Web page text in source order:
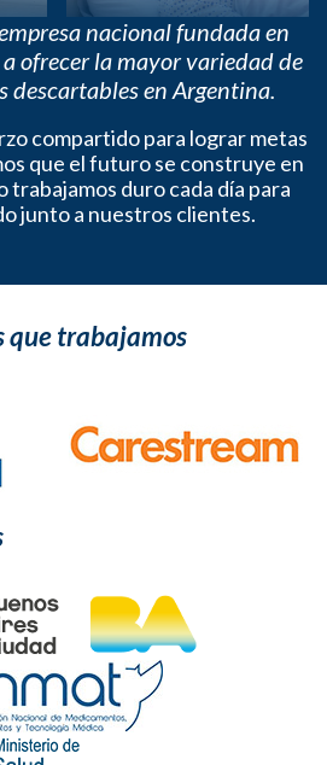
nacional fundada en
ofrecer la mayor variedad de
descartables en Argentina.
compartido para lograr metas
que el futuro se construye en
trabajamos duro cada día para
junto a nuestros clientes.
que trabajamos